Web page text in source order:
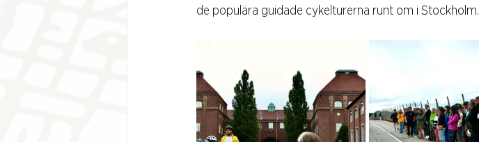
de populära guidade cykelturerna runt om i Stockholm.